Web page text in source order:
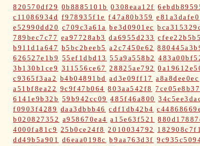
820570df29 0b8885101b 0308eaa12f
c11086934d f978935f1e f47a80b359 e81a3dafe0
e52990dd20 c709c3a61a be3d0901ec
789bec7c77 ea97728ab3 da6955d233 cfee22b5b5
b911d1a647 b5bc2beeb5 a2c7450e62
626527e1b9 55ef1dbd13 55a9a558b2
3b130b1ce9 311556ce67 28825ae792
c9365f3aa2 b4b04891bd ad3e09ff17 a8a8dee0ec
a51bf8ea22 9c9f47b064 803aa542f8 7ce05e8b37
6141e9b32b 59b942cc09 485f46a800
f0903f4289 daa3dbbb46 cdf1db42b4
b020827352 a958670ea4 a15e63f521
4000fa81c9 25b0ce24f8 2010034792 182908c7f1
dd49b5a901
d6eaa0198c b9aa763d3f